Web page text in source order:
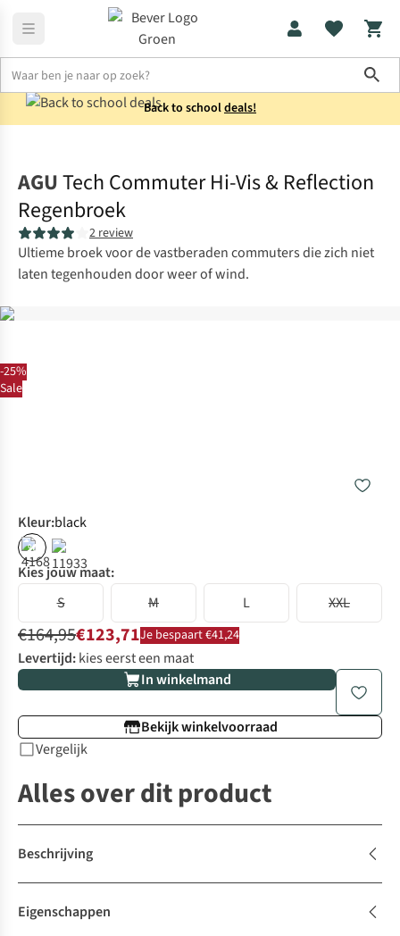
Back to schooldeals!
-25%
Sale
AGUTech Commuter Hi-Vis & Reflection
Regenbroek
2 review
Ultieme broek voor de vastberaden commuters die zich niet
laten tegenhouden door weer of wind.
Kleur:black
%
Kies jouw maat:
S
M L XXL
€164,95€123,71Je bespaart €41,24
Levertijd:kies eerst een maat
In winkelmand
Bekijk winkelvoorraad
Vergelijk
Alles over dit product
Beschrijving
Eigenschappen